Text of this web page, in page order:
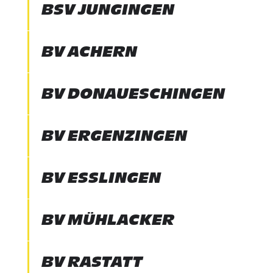
BSV JUNGINGEN
BV ACHERN
BV DONAUESCHINGEN
BV ERGENZINGEN
BV ESSLINGEN
BV MÜHLACKER
BV RASTATT